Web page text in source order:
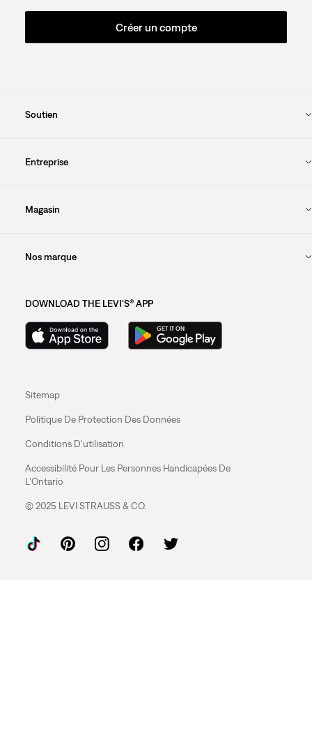
Créer un compte
Soutien
Entreprise
Magasin
Nos marque
DOWNLOAD THE LEVI'S® APP
Sitemap
Politique De Protection Des Données
Conditions D'utilisation
Accessibilité Pour Les Personnes Handicapées De
L'Ontario
© 2025 LEVI STRAUSS & CO.